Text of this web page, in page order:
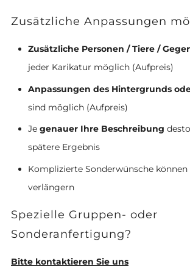
Zusätzliche Anpassungen
Zusätzliche Personen / Tiere /
jeder Karikatur möglich (Aufpreis)
Anpassungen des Hintergrunds
sind möglich (Aufpreis)
Je genauer Ihre Beschreibung
spätere Ergebnis
Komplizierte Sonderwünsche können
verlängern
Spezielle Gruppen- oder
Sonderanfertigung?
Bitte kontaktieren Sie uns